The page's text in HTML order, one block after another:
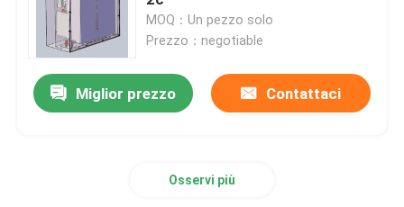
Batteria del trattore del litio
Batteria del caricatore
MOQ：Un pezzo solo
Prezzo：negotiable
Miglior prezzo Contattaci
Osservi più